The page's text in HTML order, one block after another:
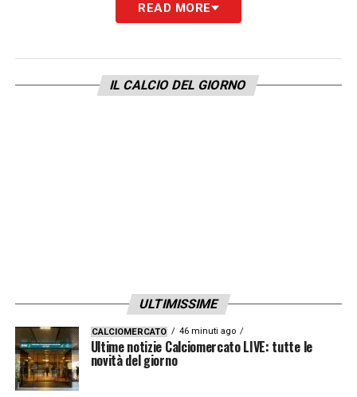
READ MORE
IL CALCIO DEL GIORNO
ULTIMISSIME
CALCIOMERCATO 46 minuti ago
Ultime notizie Calciomercato LIVE: tutte le
novità del giorno